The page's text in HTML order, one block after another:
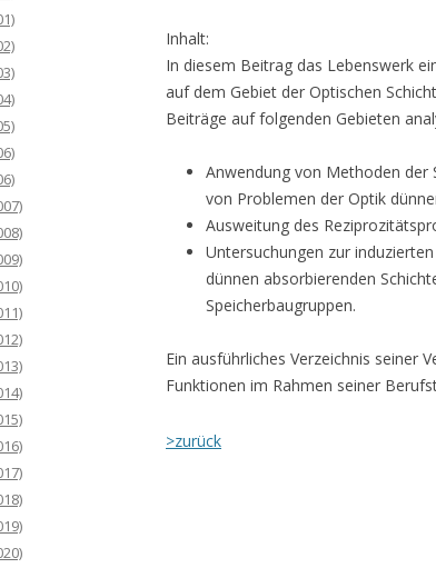
Inhalt:
In diesem Beitrag das Lebenswerk
auf dem Gebiet der Optischen
Beiträge auf folgenden Gebieten
Anwendung von Methoden der
von Problemen der Optik
Ausweitung des
Untersuchungen zur
dünnen absorbierenden
Speicherbaugruppen.
Ein ausführliches Verzeichnis seiner
Funktionen im Rahmen seiner
>zurück